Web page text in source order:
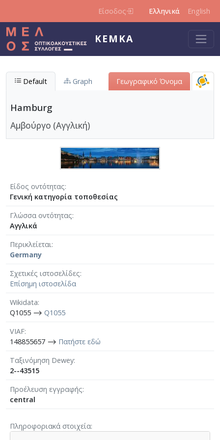
Είσοδος Ελληνικά English
ΚΕΜΚΑ
Default Graph Γεωγραφικό Όνομα
Hamburg
Αμβούργο (Αγγλική)
Είδος οντότητας
Γενική κατηγορία τοποθεσίας
Γλώσσα οντότητας
Αγγλικά
Περικλείεται
Germany
Σχετικές ιστοσελίδες
Επίσημη ιστοσελίδα
Wikidata
Q1055 ⟶ Q1055
VIAF
148855657 ⟶ Πατήστε εδώ
Ταξινόμηση Dewey
2--43515
Προέλευση εγγραφής
central
Πληροφοριακά στοιχεία